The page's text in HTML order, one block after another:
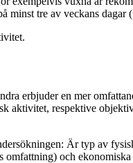
minst tre av veckans dagar
erbjuder en mer
aktivitet, respektive
Är typ av
omfattning) och